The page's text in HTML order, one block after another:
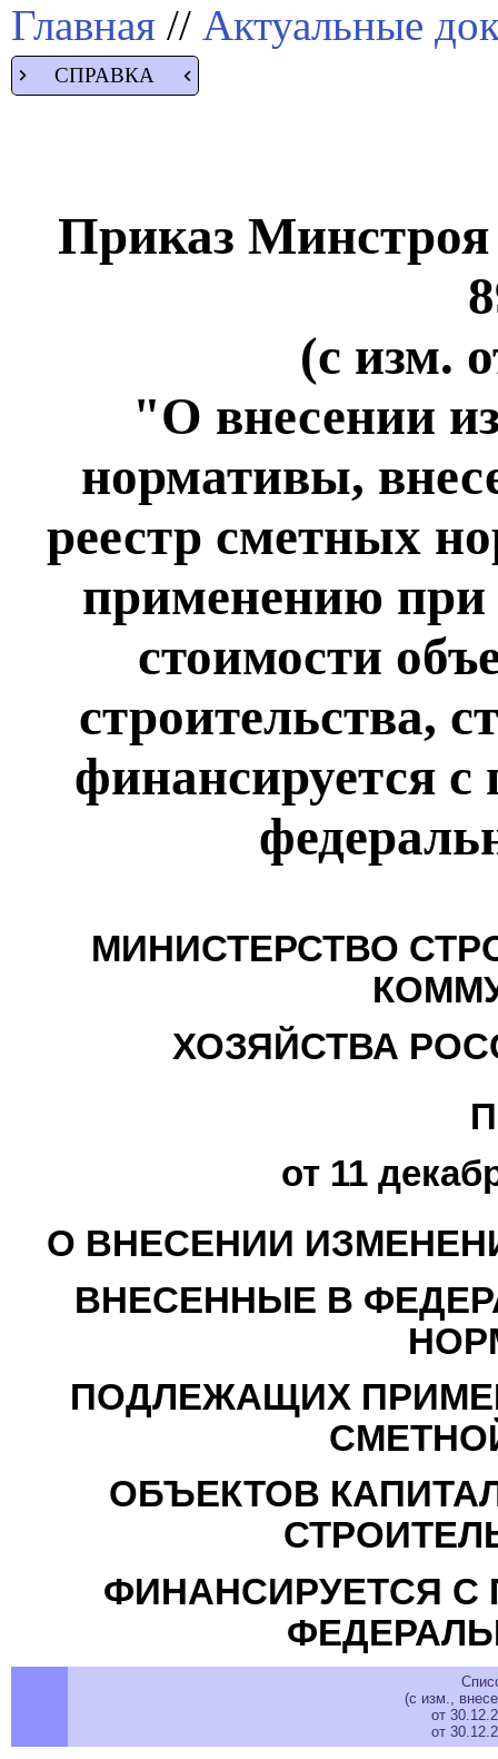
Главная // Актуальные
СПРАВКА
Приказ Минстроя
(с изм.
"О внесении
нормативы,
реестр сметных
применению при
стоимости
строительства,
финансируется с
МИНИСТЕРСТВО
ХОЗЯЙСТВА
от 11
О ВНЕСЕНИИ
ВНЕСЕННЫЕ В
ПОДЛЕЖАЩИХ
ОБЪЕКТОВ
ФИНАНСИРУЕТСЯ С
(с изм.,
от
от